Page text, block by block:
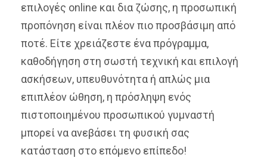
επιλογές online και δια ζώσης, η προσωπική
προπόνηση είναι πλέον πιο προσβάσιμη από
ποτέ. Είτε χρειάζεστε ένα πρόγραμμα,
καθοδήγηση στη σωστή τεχνική και επιλογή
ασκήσεων, υπευθυνότητα ή απλώς μια
επιπλέον ώθηση, η πρόσληψη ενός
πιστοποιημένου προσωπικού γυμναστή
μπορεί να ανεβάσει τη φυσική σας
κατάσταση στο επόμενο επίπεδο!